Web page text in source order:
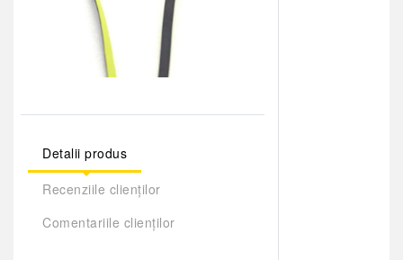
Detalii produs
Recenziile clienților
Comentariile clienților